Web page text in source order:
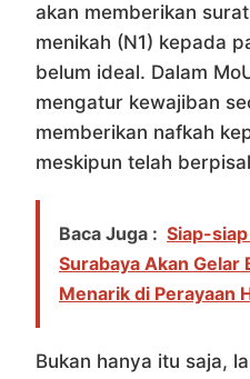
akan memberikan
menikah (N1) kepada
belum ideal. Dalam
mengatur kewajiban
memberikan nafkah
meskipun telah
Baca Juga : Siap-
Surabaya Akan Gelar
Menarik di Perayaan
Bukan hanya itu saja,